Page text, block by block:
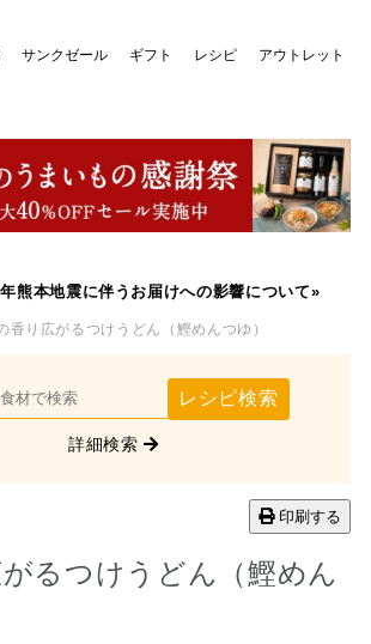
サンクゼール ギフト レシピ アウトレット
熊本地震に伴うお届けへの影響について»
香り広がるつけうどん（鰹めんつゆ）
レシピ検索
詳細検索
印刷する
るつけうどん（鰹めん